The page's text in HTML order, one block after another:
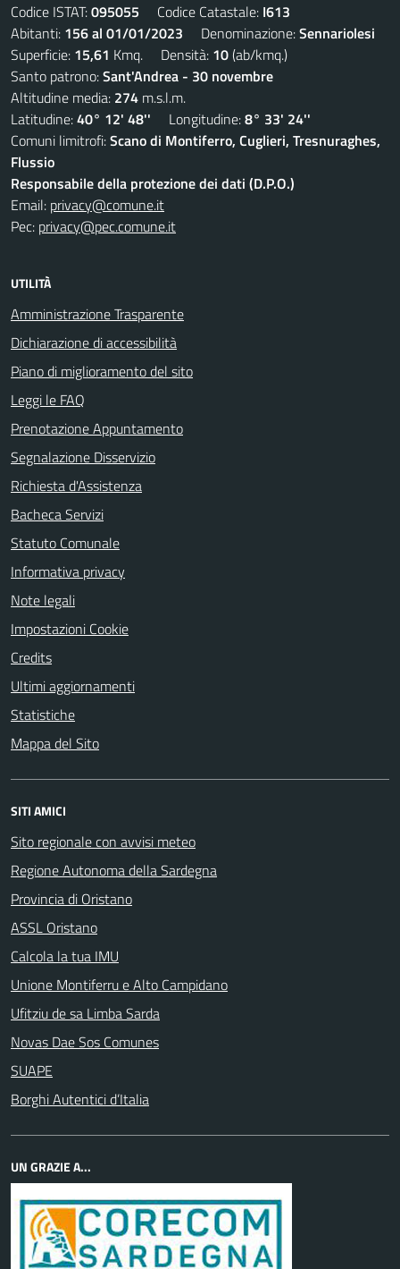
Codice ISTAT:095055 Codice Catastale: I613
Abitanti: 156 al 01/01/2023 Denominazione:Sennariolesi
Superficie: 15,61 Kmq. Densità: 10(ab/kmq.)
Santo patrono:Sant'Andrea - 30 novembre
Altitudine media: 274 m.s.l.m.
Latitudine:40° 12' 48'' Longitudine:8° 33' 24''
Comuni limitrofi:Scano di Montiferro, Cuglieri, Tresnuraghes,
Flussio
Responsabile della protezione dei dati (D.P.O.)
Email: privacy@comune.it
Pec: privacy@pec.comune.it
UTILITÀ
Amministrazione Trasparente
Dichiarazione di accessibilità
Piano di miglioramento del sito
Leggi le FAQ
Prenotazione Appuntamento
Segnalazione Disservizio
Richiesta d'Assistenza
Bacheca Servizi
Statuto Comunale
Informativa privacy
Note legali
Impostazioni Cookie
Credits
Ultimi aggiornamenti
Statistiche
Mappa del Sito
SITI AMICI
Sito regionale con avvisi meteo
Regione Autonoma della Sardegna
Provincia di Oristano
ASSL Oristano
Calcola la tua IMU
Unione Montiferru e Alto Campidano
Ufitziu de sa Limba Sarda
Novas Dae Sos Comunes
SUAPE
Borghi Autentici d’Italia
UN GRAZIE A...